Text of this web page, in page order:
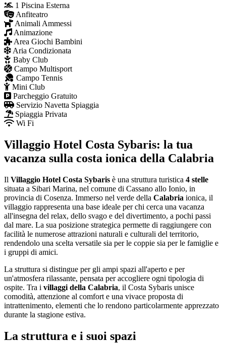
1 Piscina Esterna
Anfiteatro
Animali Ammessi
Animazione
Area Giochi Bambini
Aria Condizionata
Baby Club
Campo Multisport
Campo Tennis
Mini Club
Parcheggio Gratuito
Servizio Navetta Spiaggia
Spiaggia Privata
Wi Fi
Villaggio Hotel Costa Sybaris: la tua
vacanza sulla costa ionica della Calabria
Il Villaggio Hotel Costa Sybaris è una struttura turistica 4 stelle
situata a Sibari Marina, nel comune di Cassano allo Ionio, in
provincia di Cosenza. Immerso nel verde della Calabria ionica, il
villaggio rappresenta una base ideale per chi cerca una vacanza
all'insegna del relax, dello svago e del divertimento, a pochi passi
dal mare. La sua posizione strategica permette di raggiungere con
facilità le numerose attrazioni naturali e culturali del territorio,
rendendolo una scelta versatile sia per le coppie sia per le famiglie e
i gruppi di amici.
La struttura si distingue per gli ampi spazi all'aperto e per
un'atmosfera rilassante, pensata per accogliere ogni tipologia di
ospite. Tra i villaggi della Calabria, il Costa Sybaris unisce
comodità, attenzione al comfort e una vivace proposta di
intrattenimento, elementi che lo rendono particolarmente apprezzato
durante la stagione estiva.
La struttura e i suoi spazi